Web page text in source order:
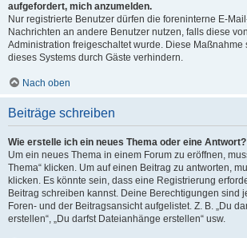
aufgefordert, mich anzumelden.
Nur registrierte Benutzer dürfen die foreninterne E-
Nachrichten an andere Benutzer nutzen, falls diese
Administration freigeschaltet wurde. Diese Maßnahme
dieses Systems durch Gäste verhindern.
Nach oben
Beiträge schreiben
Wie erstelle ich ein neues Thema oder eine Antwort?
Um ein neues Thema in einem Forum zu eröffnen,
Thema“ klicken. Um auf einen Beitrag zu antworten,
klicken. Es könnte sein, dass eine Registrierung
Beitrag schreiben kannst. Deine Berechtigungen sind
Foren- und der Beitragsansicht aufgelistet. Z. B. „Du
erstellen“, „Du darfst Dateianhänge erstellen“ usw.